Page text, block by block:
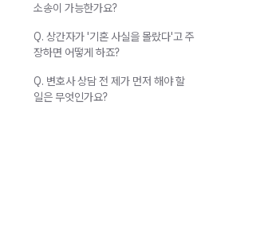
소송이 가능한가요?
Q. 상간자가 '기혼 사실을 몰랐다'고 주
장하면 어떻게 하죠?
Q. 변호사 상담 전 제가 먼저 해야 할
일은 무엇인가요?